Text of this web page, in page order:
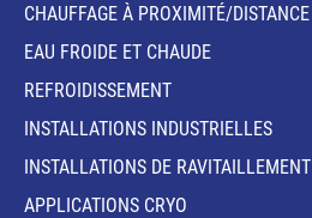
CHAUFFAGE À PROXIMITÉ/DISTANCE
EAU FROIDE ET CHAUDE
REFROIDISSEMENT
INSTALLATIONS INDUSTRIELLES
INSTALLATIONS DE RAVITAILLEMENT
APPLICATIONS CRYO